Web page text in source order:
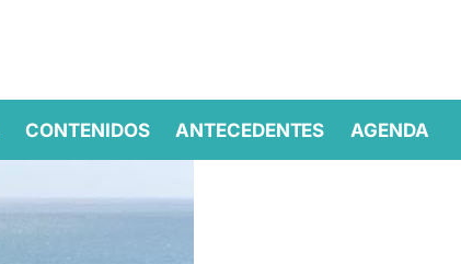
CONTENIDOS ANTECEDENTES AGENDA